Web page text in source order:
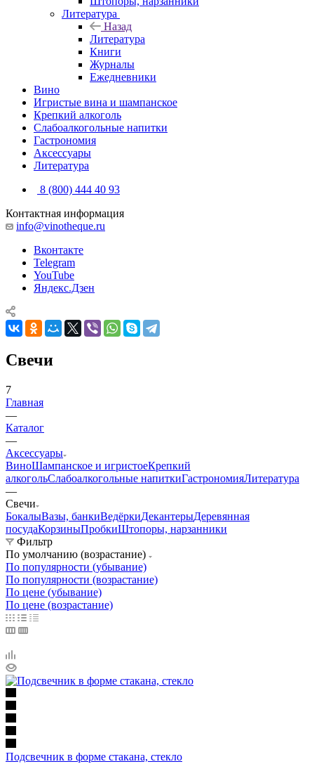
Литература
Назад
Литература
Книги
Журналы
Ежедневники
Вино
Игристые вина и шампанское
Крепкий алкоголь
Слабоалкогольные напитки
Гастрономия
Аксессуары
Литература
8 (800) 444 40 93
Контактная информация
info@vinotheque.ru
Вконтакте
Telegram
YouTube
Яндекс.Дзен
Свечи
7
Главная
—
Каталог
—
Аксессуары
ВиноШампанское и игристоеКрепкий
алкогольСлабоалкогольные напиткиГастрономияЛитература
—
Свечи
БокалыВазы, банкиВедёркиДекантерыДеревянная
посудаКорзиныПробкиШтопоры, нарзанники
Фильтр
По умолчанию (возрастание)
По популярности (убывание)
По популярности (возрастание)
По цене (убывание)
По цене (возрастание)
Подсвечник в форме стакана, стекло